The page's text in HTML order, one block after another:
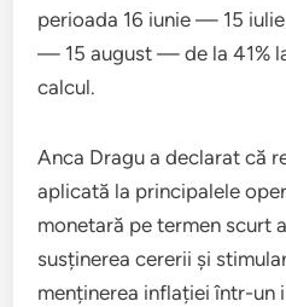
perioada 16 iunie — 15
— 15 august — de la 41%
calcul.
Anca Dragu a declarat că
aplicată la principalele
monetară pe termen scurt
susținerea cererii și
menținerea inflației într-un